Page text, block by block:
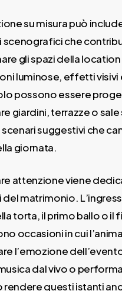
su misura può
scenografici che
gli spazi della
luminose, effetti visivi
possono essere
giardini, terrazze o
suggestivi che
giornata.
attenzione viene
matrimonio.
torta, il primo ballo o il
occasioni in cui
l’emozione
dal vivo o
rendere questi istanti